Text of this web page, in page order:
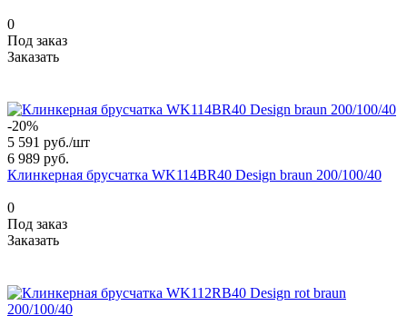
0
Под заказ
Заказать
-20%
5 591 руб./шт
6 989 руб.
Клинкерная брусчатка WK114BR40 Design braun 200/100/40
0
Под заказ
Заказать